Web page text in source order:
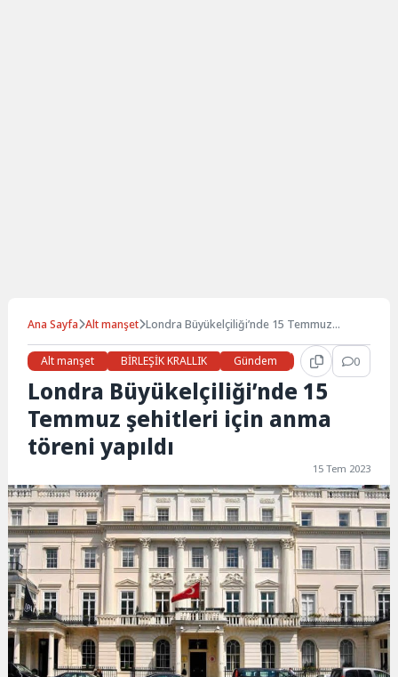
Ana Sayfa Alt manşet Londra Büyükelçiliği’nde 15 Temmuz
Alt manşet
BİRLEŞİK KRALLIK Gündem LONDRA 0
Londra Büyükelçiliği’nde 15
Temmuz şehitleri için anma
töreni yapıldı
15 Tem 2023